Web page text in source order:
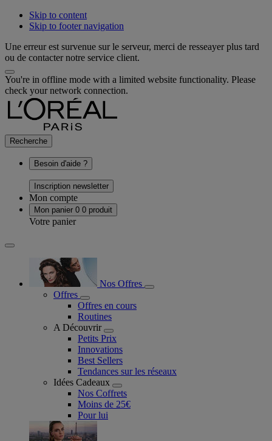
Skip to content
Skip to footer navigation
Une erreur est survenue sur le serveur, merci de resseayer plus tard
ou de contacter notre service client.
You're in offline mode with a limited website functionality. Please
check your network connection.
Recherche
Besoin d'aide ?
Inscription newsletter
Mon compte
Mon panier 0 0 produit
Votre panier
Nos Offres
Offres
Offres en cours
Routines
A Découvrir
Petits Prix
Innovations
Best Sellers
Tendances sur les réseaux
Idées Cadeaux
Nos Coffrets
Moins de 25€
Pour lui